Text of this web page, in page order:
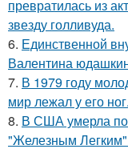
превратилась из
звезду голливуда.
6. Единственной
Валентина
7. В 1979 году
мир лежал у его ног.
8. В США умерла
"Железным